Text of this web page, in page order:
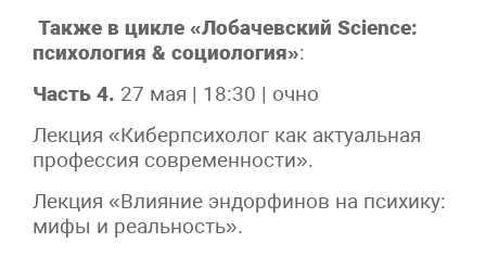
Также в цикле «Лобачевский Science:
психология & социология»:
Часть 4. 27 мая | 18:30 | очно
Лекция «Киберпсихолог как актуальная
профессия современности».
Лекция «Влияние эндорфинов на психику:
мифы и реальность».